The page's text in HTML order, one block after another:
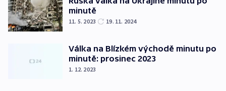
minutě
11. 5. 2023 19. 11. 2024
Válka na Blízkém východě minutu po
minutě: prosinec 2023
1. 12. 2023